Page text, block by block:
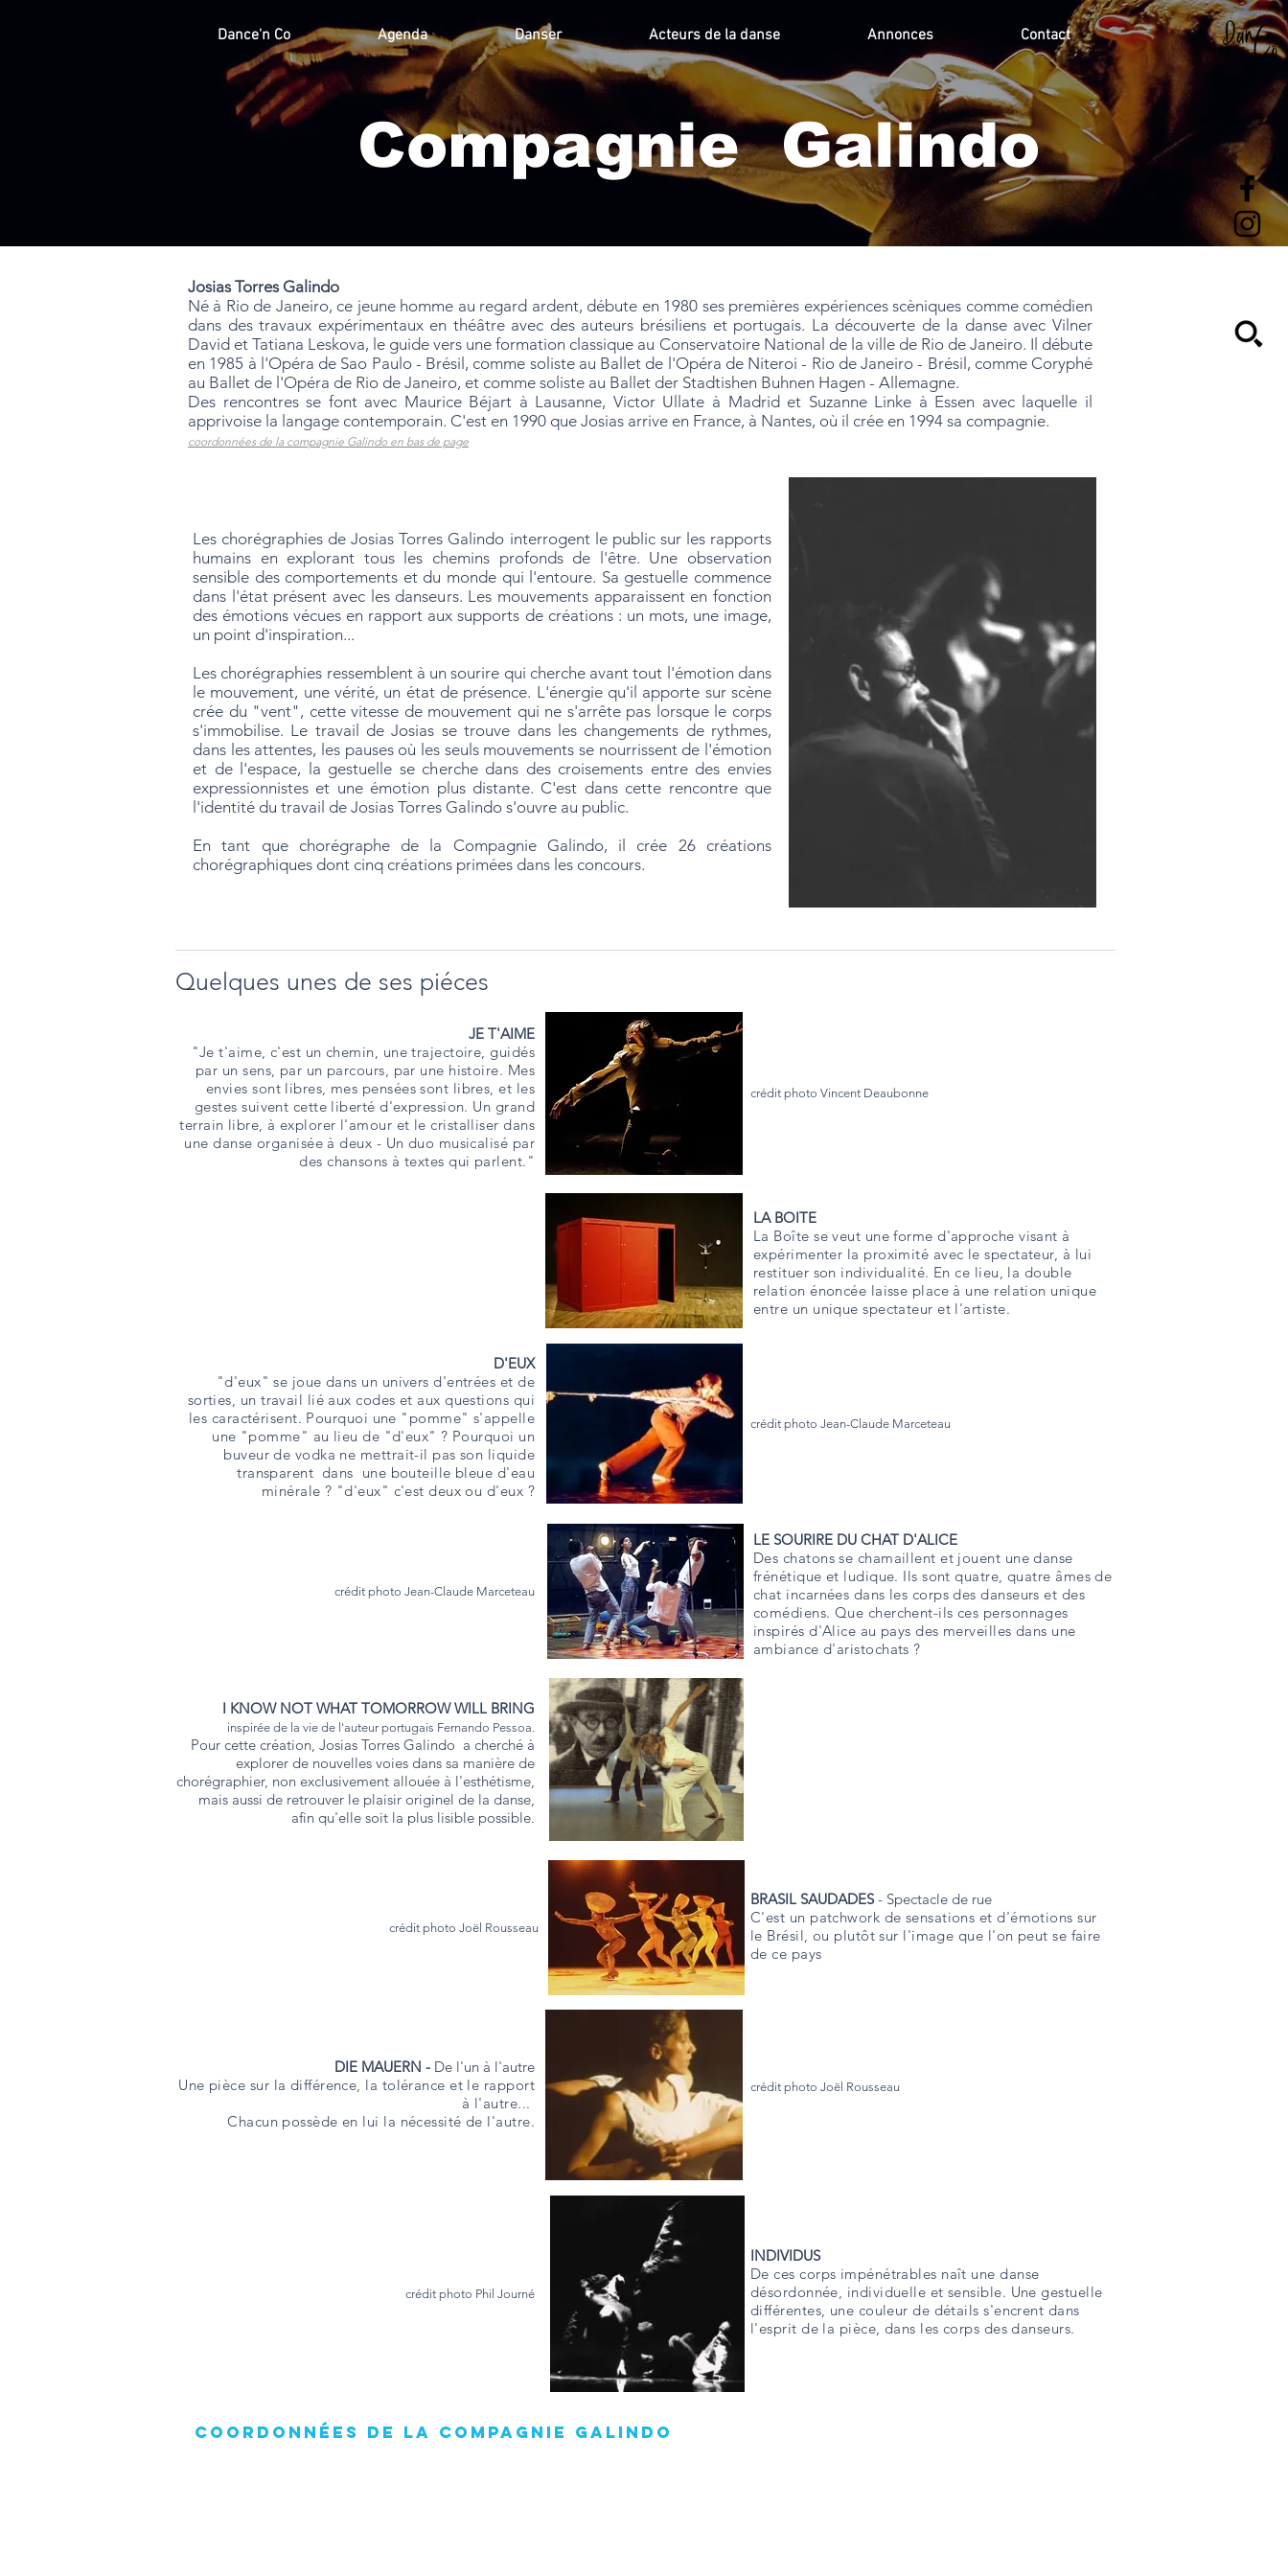
Dance'n Co Agenda Danser Acteurs de la danse Annonces Contact
Compagnie Galindo
Josias Torres Galindo
Né à Rio de Janeiro, ce jeune homme au regard ardent, débute en 1980 ses premières expériences scèniques comme comédien
dans des travaux expérimentaux en théâtre avec des auteurs brésiliens et portugais. La découverte de la danse avec Vilner
David et Tatiana Leskova, le guide vers une formation classique au Conservatoire National de la ville de Rio de Janeiro. Il débute
en 1985 à l'Opéra de Sao Paulo - Brésil, comme soliste au Ballet de l'Opéra de Niteroi - Rio de Janeiro - Brésil, comme Coryphé
au Ballet de l'Opéra de Rio de Janeiro, et comme soliste au Ballet der Stadtishen Buhnen Hagen - Allemagne.
Des rencontres se font avec Maurice Béjart à Lausanne, Victor Ullate à Madrid et Suzanne Linke à Essen avec laquelle il
apprivoise la langage contemporain. C'est en 1990 que Josias arrive en France, à Nantes, où il crée en 1994 sa compagnie.
coordonnées de la compagnie Galindo en bas de page
Les chorégraphies de Josias Torres Galindo interrogent le public sur les rapports
humains en explorant tous les chemins profonds de l'être. Une observation
sensible des comportements et du monde qui l'entoure. Sa gestuelle commence
dans l'état présent avec les danseurs. Les mouvements apparaissent en fonction
des émotions vécues en rapport aux supports de créations : un mots, une image,
un point d'inspiration...
Les chorégraphies ressemblent à un sourire qui cherche avant tout l'émotion dans
le mouvement, une vérité, un état de présence. L'énergie qu'il apporte sur scène
crée du "vent", cette vitesse de mouvement qui ne s'arrête pas lorsque le corps
s'immobilise. Le travail de Josias se trouve dans les changements de rythmes,
dans les attentes, les pauses où les seuls mouvements se nourrissent de l'émotion
et de l'espace, la gestuelle se cherche dans des croisements entre des envies
expressionnistes et une émotion plus distante. C'est dans cette rencontre que
l'identité du travail de Josias Torres Galindo s'ouvre au public.
En tant que chorégraphe de la Compagnie Galindo, il crée 26 créations
chorégraphiques dont cinq créations primées dans les concours.
Quelques unes de ses piéces
JE T'AIME
"Je t'aime, c'est un chemin, une trajectoire, guidés
par un sens, par un parcours, par une histoire. Mes
envies sont libres, mes pensées sont libres, et les
gestes suivent cette liberté d'expression. Un grand
terrain libre, à explorer l'amour et le cristalliser dans
une danse organisée à deux - Un duo musicalisé par
des chansons à textes qui parlent."
crédit photo Vincent Deaubonne
LA BOITE
La Boîte se veut une forme d'approche visant à
expérimenter la proximité avec le spectateur, à lui
restituer son individualité. En ce lieu, la double
relation énoncée laisse place à une relation unique
entre un unique spectateur et l'artiste.
D'EUX
"d'eux" se joue dans un univers d'entrées et de
sorties, un travail lié aux codes et aux questions qui
les caractérisent. Pourquoi une "pomme" s'appelle
une "pomme" au lieu de "d'eux" ? Pourquoi un
buveur de vodka ne mettrait-il pas son liquide
transparent dans une bouteille bleue d'eau
minérale ? "d'eux" c'est deux ou d'eux ?
crédit photo Jean-Claude Marceteau
crédit photo Jean-Claude Marceteau
LE SOURIRE DU CHAT D'ALICE
Des chatons se chamaillent et jouent une danse
frénétique et ludique. Ils sont quatre, quatre âmes de
chat incarnées dans les corps des danseurs et des
comédiens. Que cherchent-ils ces personnages
inspirés d'Alice au pays des merveilles dans une
ambiance d'aristochats ?
I KNOW NOT WHAT TOMORROW WILL BRING
inspirée de la vie de l'auteur portugais Fernando Pessoa.
Pour cette création, Josias Torres Galindo a cherché à
explorer de nouvelles voies dans sa manière de
chorégraphier, non exclusivement allouée à l'esthétisme,
mais aussi de retrouver le plaisir originel de la danse,
afin qu'elle soit la plus lisible possible.
crédit photo Joël Rousseau
BRASIL SAUDADES- Spectacle de rue
C'est un patchwork de sensations et d'émotions sur
le Brésil, ou plutôt sur l'image que l'on peut se faire
de ce pays
DIE MAUERN - De l'un à l'autre
Une pièce sur la différence, la tolérance et le rapport
à l'autre...
Chacun possède en lui la nécessité de l'autre.
crédit photo Joël Rousseau
crédit photo Phil Journé
INDIVIDUS
De ces corps impénétrables naît une danse
désordonnée, individuelle et sensible. Une gestuelle
différentes, une couleur de détails s'encrent dans
l'esprit de la pièce, dans les corps des danseurs.
COORDONNÉES DE LA Compagnie Galindo